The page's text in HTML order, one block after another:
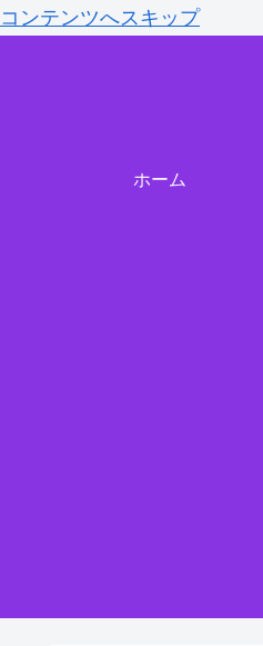
コンテンツへスキップ
ホーム